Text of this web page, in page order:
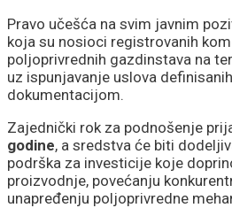
Pravo učešća na svim javnim
koja su nosioci registrovanih
poljoprivrednih gazdinstava na
uz ispunjavanje uslova
dokumentacijom.
Zajednički rok za podnošenje
godine, a sredstva će biti
podrška za investicije koje
proizvodnje, povećanju
unapređenju poljoprivredne